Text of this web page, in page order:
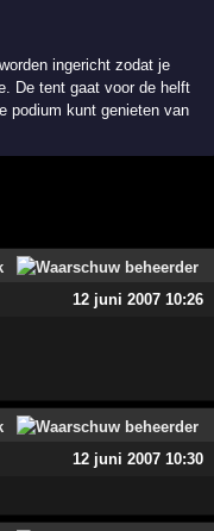
ingericht zodat je
De tent gaat voor de helft
podium kunt genieten van
12 juni 2007 10:26
12 juni 2007 10:30